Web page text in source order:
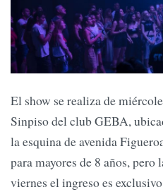
El show se realiza de
Sinpiso del club GEBA,
la esquina de avenida
para mayores de 8 años,
viernes el ingreso es